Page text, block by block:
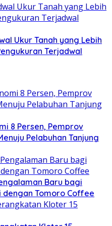
Ukur Tanah yang Lebih
Terjadwal
8 Persen, Pemprov
Pelabuhan Tanjung
Baru bagi
dengan Tomoro Coffee